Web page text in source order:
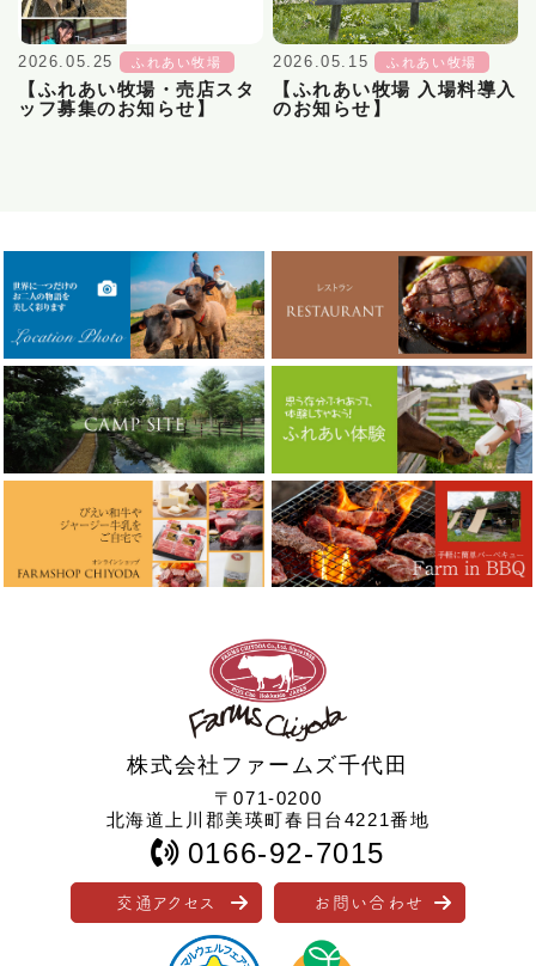
2026.05.25 ふれあい牧場
【ふれあい牧場・売店スタ
ッフ募集のお知らせ】
2026.05.15 ふれあい牧場
【ふれあい牧場 入場料導入
のお知らせ】
株式会社ファームズ千代田
〒071-0200
北海道上川郡美瑛町春日台4221番地
0166-92-7015
交通アクセス お問い合わせ